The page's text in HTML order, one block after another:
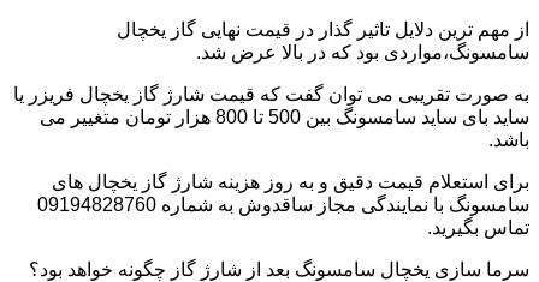
از مهم ترین دلایل تاثیر گذار در قیمت نهایی گاز یخچال
سامسونگ،مواردی بود که در بالا عرض شد.
به صورت تقریبی می توان گفت که قیمت شارژ گاز یخچال فریزر یا
ساید بای ساید سامسونگ بین 500 تا 800 هزار تومان متغییر می
باشد.
برای استعلام قیمت دقیق و به روز هزینه شارژ گاز یخچال های
سامسونگ با نمایندگی مجاز ساقدوش به شماره 09194828760
تماس بگیرید.
سرما سازی یخچال سامسونگ بعد از شارژ گاز چگونه خواهد بود؟